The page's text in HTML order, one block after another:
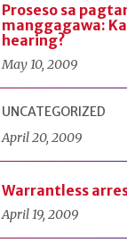
Proseso sa
manggagawa:
hearing?
May 10, 2009
UNCATEGORIZED
April 20, 2009
Warrantless
April 19, 2009